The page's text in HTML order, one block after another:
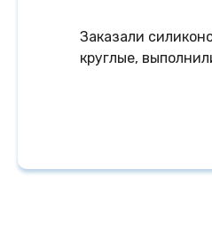
Заказали
круглые,